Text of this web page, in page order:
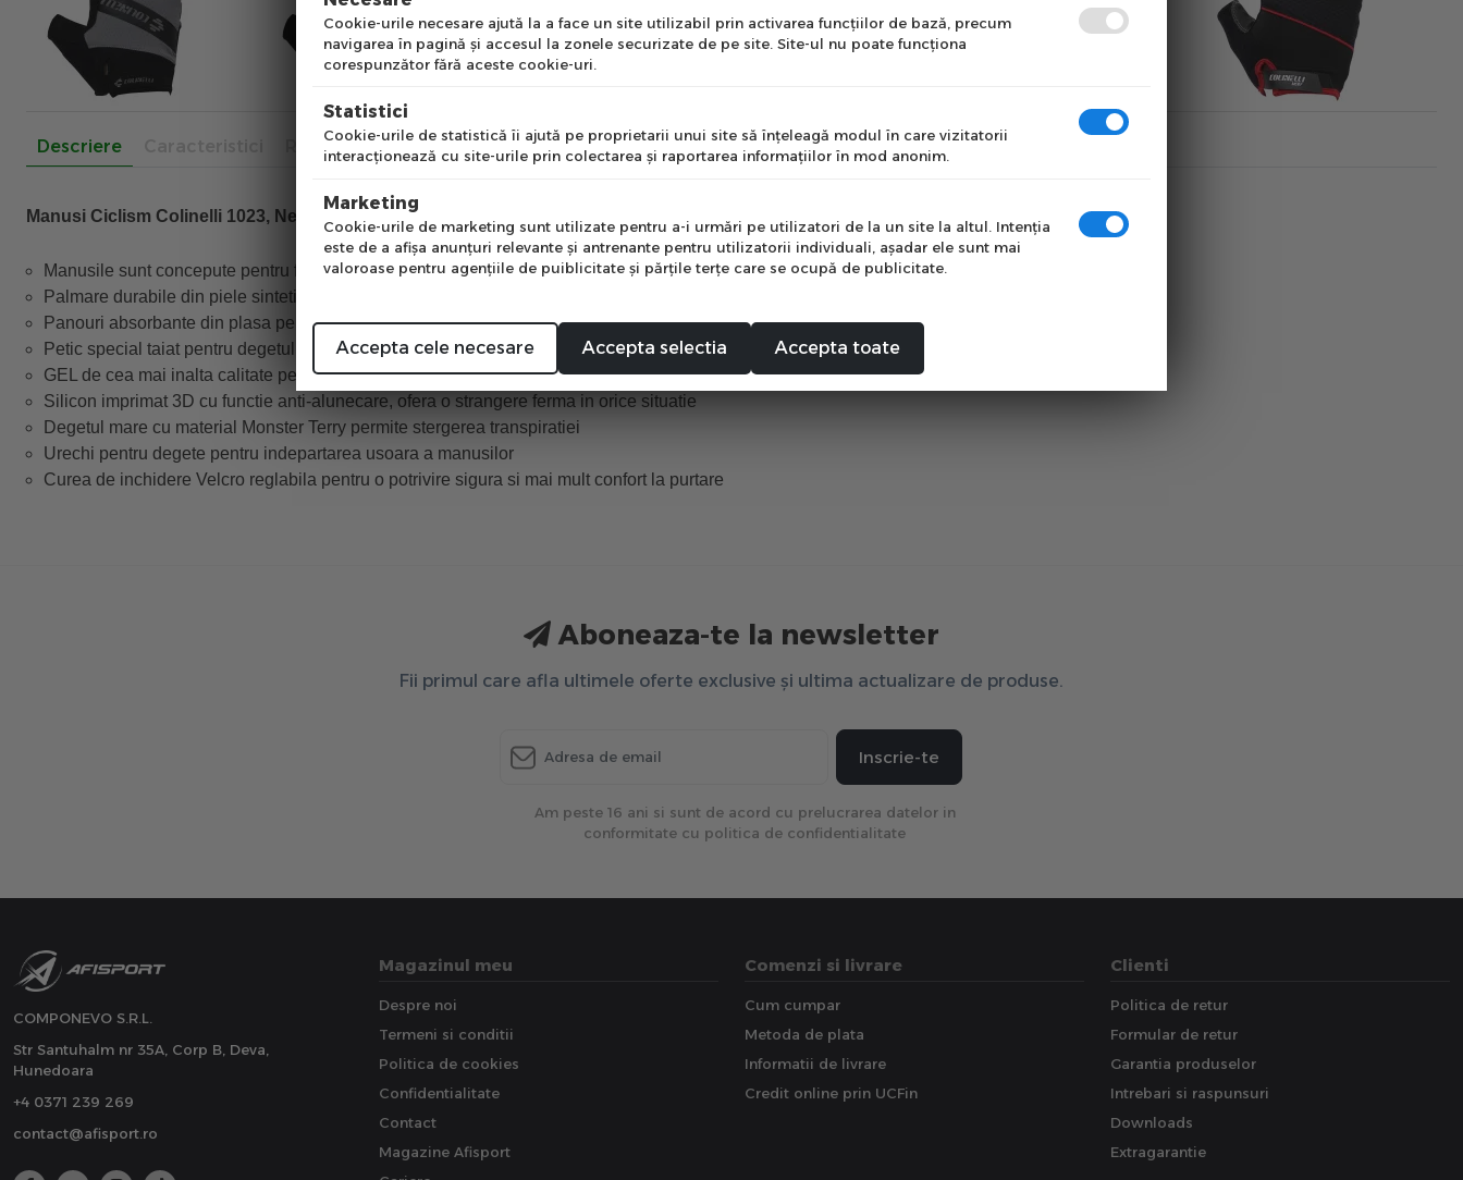
Descriere Recenzii
Manusi Ciclism Colinelli 1023, Negru-Albastru
Manusile sunt concepute pentru femeile care vor ceva diferit ca aspectda si ca inovatie
Palmare durabile din piele sintetica perforata cu mai multe sectiuni ce
Panouri absorbante din plasa pentru respirabilitate si confort optim
Petic special taiat pentru degetul mare pentru a proteja impotriva presiunii
GEL de cea mai inalta calitate pentru absorbtia socurilor, maximizeaza confortul si protectia
Silicon imprimat 3D cu functie anti-alunecare, ofera o strangere ferma in orice situatie
Degetul mare cu material Monster Terry permite stergerea transpiratiei
Urechi pentru degete pentru indepartarea usoara a manusilor
Curea de inchidere Velcro reglabila pentru o potrivire sigura si mai mult confort la purtare
Aboneaza-te la newsletter
Fii primul care afla ultimele oferte exclusive și ultima actualizare de produse.
Inscrie-te
Am peste 16 ani si sunt de acord cu prelucrarea datelor in
conformitate cu politica de confidentialitate
COMPONEVO S.R.L.
Str Santuhalm nr 35A, Corp B, Deva,
Hunedoara
+4 0371 239 269
contact@afisport.ro
Magazinul meu
Despre noi
Termeni si conditii
Politica de cookies
Confidentialitate
Contact
Magazine Afisport
Comenzi si livrare
Cum cumpar
Metoda de plata
Informatii de livrare
Credit online prin UCFin
Clienti
Politica de retur
Formular de retur
Garantia produselor
Intrebari si raspunsuri
Downloads
Extragarantie
Cookie-urile necesare ajută la a face un site utilizabil prin activarea funcţiilor de bază, precum
navigarea în pagină şi accesul la zonele securizate de pe site. Site-ul nu poate funcţiona
corespunzător fără aceste cookie-uri.
Statistici
Cookie-urile de statistică îi ajută pe proprietarii unui site să înţeleagă modul în care vizitatorii
interacţionează cu site-urile prin colectarea şi raportarea informaţiilor în mod anonim.
Marketing
Cookie-urile de marketing sunt utilizate pentru a-i urmări pe utilizatori de la un site la altul. Intenţia
este de a afişa anunţuri relevante şi antrenante pentru utilizatorii individuali, aşadar ele sunt mai
valoroase pentru agenţiile de puiblicitate şi părţile terţe care se ocupă de publicitate.
Accepta cele necesare Accepta selectia Accepta toate
Mă abonez